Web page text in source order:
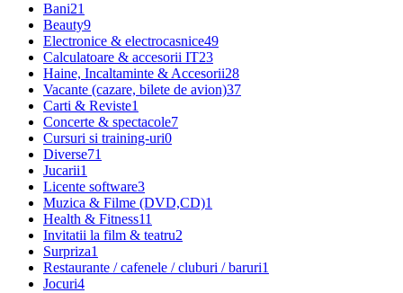
Bani21
Beauty9
Electronice & electrocasnice49
Calculatoare & accesorii IT23
Haine, Incaltaminte & Accesorii28
Vacante (cazare, bilete de avion)37
Carti & Reviste1
Concerte & spectacole7
Cursuri si training-uri0
Diverse71
Jucarii1
Licente software3
Muzica & Filme (DVD,CD)1
Health & Fitness11
Invitatii la film & teatru2
Surpriza1
Restaurante / cafenele / cluburi / baruri1
Jocuri4